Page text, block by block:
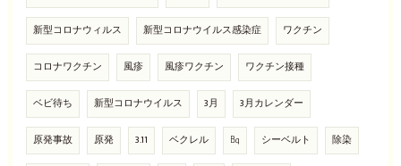
新型コロナウィルス 新型コロナウイルス感染症 ワクチン
コロナワクチン 風疹 風疹ワクチン ワクチン接種
ベビ待ち 新型コロナウイルス 3月 3月カレンダー
原発事故 原発 3.11 ベクレル ㏃ シーベルト 除染